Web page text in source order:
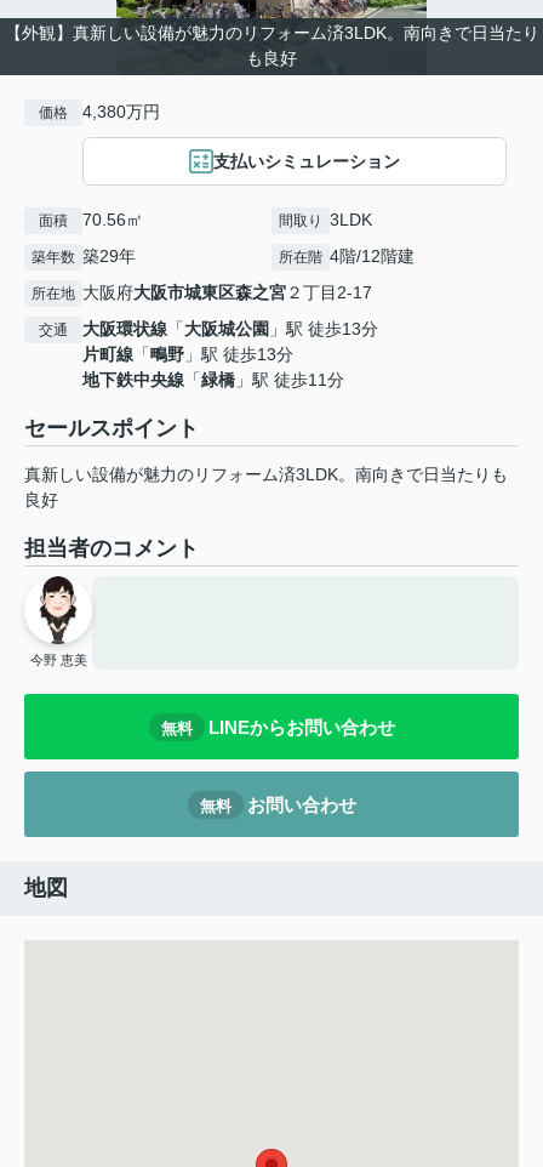
【外観】真新しい設備が魅力のリフォーム済3LDK。南向きで日当たり
も良好
価格 4,380万円
支払いシミュレーション
面積 70.56㎡ 間取り 3LDK
築年数 築29年 所在階 4階/12階建
所在地 大阪府大阪市城東区森之宮２丁目2-17
交通 大阪環状線 「大阪城公園 」駅 徒歩13分
片町線 「鴫野 」駅 徒歩13分
地下鉄中央線 「緑橋 」駅 徒歩11分
セールスポイント
真新しい設備が魅力のリフォーム済3LDK。南向きで日当たりも
良好
担当者のコメント
今野 恵美
無料 LINEからお問い合わせ
無料 お問い合わせ
地図